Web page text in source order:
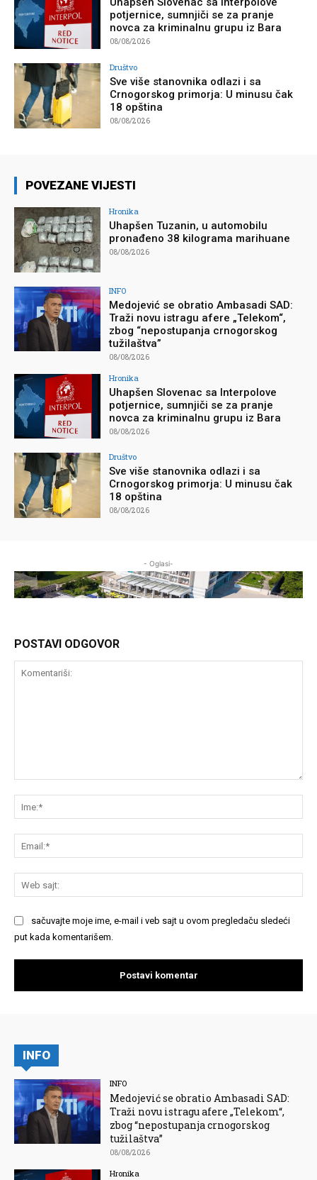
potjernice, sumnjiči se za pranje
novca za kriminalnu grupu iz Bara
08/08/2026
Društvo
Sve više stanovnika odlazi i sa
Crnogorskog primorja: U minusu čak
18 opština
08/08/2026
POVEZANE VIJESTI
Hronika
Uhapšen Tuzanin, u automobilu
pronađeno 38 kilograma marihuane
08/08/2026
INFO
Medojević se obratio Ambasadi SAD:
Traži novu istragu afere „Telekom“,
zbog “nepostupanja crnogorskog
tužilaštva”
08/08/2026
Hronika
Uhapšen Slovenac sa Interpolove
potjernice, sumnjiči se za pranje
novca za kriminalnu grupu iz Bara
08/08/2026
Društvo
Sve više stanovnika odlazi i sa
Crnogorskog primorja: U minusu čak
18 opština
08/08/2026
- Oglasi-
POSTAVI ODGOVOR
sačuvajte moje ime, e-mail i veb sajt u ovom pregledaču sledeći
put kada komentarišem.
INFO
INFO
Medojević se obratio Ambasadi SAD:
Traži novu istragu afere „Telekom“,
zbog “nepostupanja crnogorskog
tužilaštva”
08/08/2026
Hronika